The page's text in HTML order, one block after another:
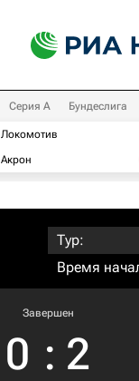
Серия А Бундеслига
Локомотив
Акрон
Тур:
Время
Завершен
0 : 2